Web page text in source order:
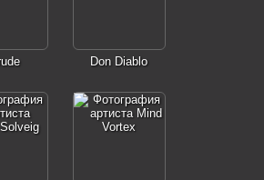
Don Diablo